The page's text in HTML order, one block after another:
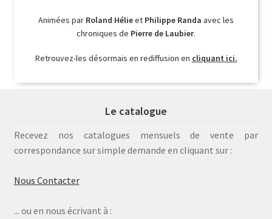
Animées par Roland Hélieet Philippe Randa avec les
chroniques de Pierre de Laubier.
Retrouvez-les désormais en rediffusion en cliquant ici.
Le catalogue
Recevez nos catalogues mensuels de vente par
correspondance sur simple demande en cliquant sur :
Nous Contacter
... ou en nous écrivant à :